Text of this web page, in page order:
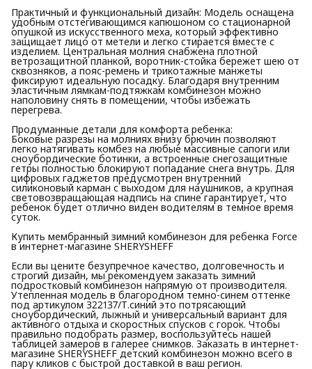
Практичный и функциональный дизайн: Модель оснащена
удобным отстегивающимся капюшоном со стационарной
опушкой из искусственного меха, который эффективно
защищает лицо от метели и легко стирается вместе с
изделием. Центральная молния снабжена плотной
ветрозащитной планкой, воротник-стойка бережет шею от
сквозняков, а пояс-ремень и трикотажные манжеты
фиксируют идеальную посадку. Благодаря внутренним
эластичным лямкам-подтяжкам комбинезон можно
наполовину снять в помещении, чтобы избежать
перегрева.
Продуманные детали для комфорта ребенка:
Боковые разрезы на молниях внизу брючин позволяют
легко натягивать комбез на любые массивные сапоги или
сноубордические ботинки, а встроенные снегозащитные
гетры полностью блокируют попадание снега внутрь. Для
цифровых гаджетов предусмотрен внутренний
силиконовый карман с выходом для наушников, а крупная
световозвращающая надпись на спине гарантирует, что
ребенок будет отлично виден водителям в темное время
суток.
Купить мембранный зимний комбинезон для ребенка Force
в интернет-магазине SHERYSHEFF
Если вы цените безупречное качество, долговечность и
строгий дизайн, мы рекомендуем заказать зимний
подростковый комбинезон напрямую от производителя.
Утепленная модель в благородном темно-синем оттенке
под артикулом З22137/Т.синий это потрясающий
сноубордический, лыжный и универсальный вариант для
активного отдыха и скоростных спусков с горок. Чтобы
правильно подобрать размер, воспользуйтесь нашей
таблицей замеров в галерее снимков. Заказать в интернет-
магазине SHERYSHEFF детский комбинезон можно всего в
пару кликов с быстрой доставкой в ваш регион.